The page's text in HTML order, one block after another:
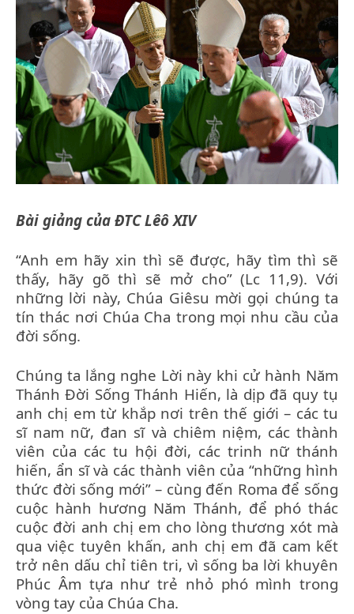
Bài giảng của ĐTC Lêô XIV
“Anh em hãy xin thì sẽ được, hãy tìm thì sẽ
thấy, hãy gõ thì sẽ mở cho” (Lc 11,9). Với
những lời này, Chúa Giêsu mời gọi chúng ta
tín thác nơi Chúa Cha trong mọi nhu cầu của
đời sống.
Chúng ta lắng nghe Lời này khi cử hành Năm
Thánh Đời Sống Thánh Hiến, là dịp đã quy tụ
anh chị em từ khắp nơi trên thế giới – các tu
sĩ nam nữ, đan sĩ và chiêm niệm, các thành
viên của các tu hội đời, các trinh nữ thánh
hiến, ẩn sĩ và các thành viên của “những hình
thức đời sống mới” – cùng đến Roma để sống
cuộc hành hương Năm Thánh, để phó thác
cuộc đời anh chị em cho lòng thương xót mà
qua việc tuyên khấn, anh chị em đã cam kết
trở nên dấu chỉ tiên tri, vì sống ba lời khuyên
Phúc Âm tựa như trẻ nhỏ phó mình trong
vòng tay của Chúa Cha.